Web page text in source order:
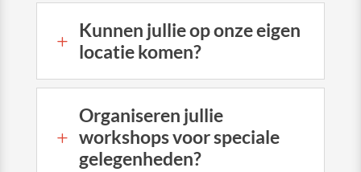
L
Kunnen jullie op onze eigen
locatie komen?
L
Organiseren jullie
workshops voor speciale
gelegenheden?